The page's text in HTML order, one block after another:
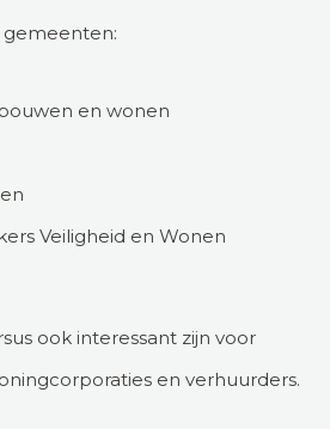
en wonen
Veiligheid en Wonen
ook interessant zijn voor
en verhuurders.